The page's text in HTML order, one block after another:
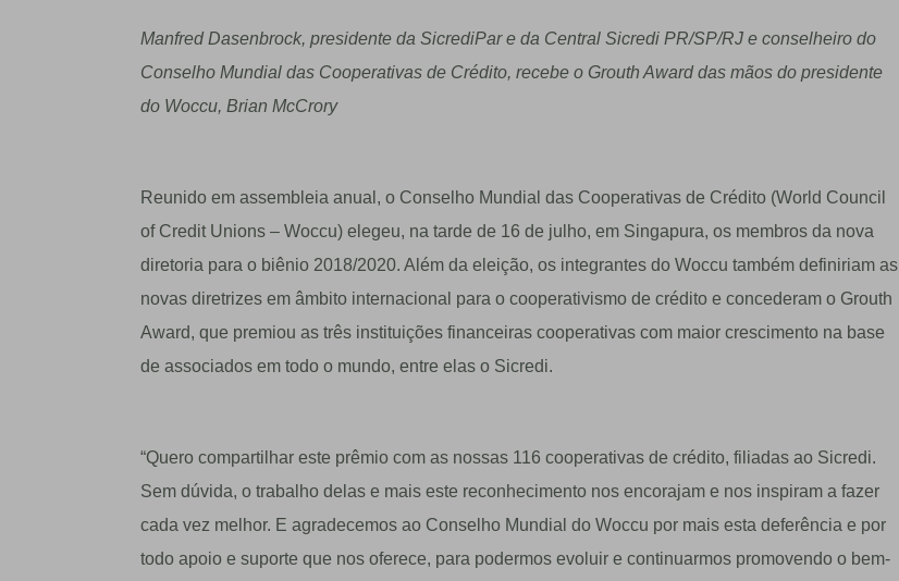
Manfred Dasenbrock, presidente da SicrediPar e da Central Sicredi PR/SP/RJ e conselheiro do
Conselho Mundial das Cooperativas de Crédito, recebe o Grouth Award das mãos do presidente
do Woccu, Brian McCrory
Reunido em assembleia anual, o Conselho Mundial das Cooperativas de Crédito (World Council
of Credit Unions – Woccu) elegeu, na tarde de 16 de julho, em Singapura, os membros da nova
diretoria para o biênio 2018/2020. Além da eleição, os integrantes do Woccu também definiriam as
novas diretrizes em âmbito internacional para o cooperativismo de crédito e concederam o Grouth
Award, que premiou as três instituições financeiras cooperativas com maior crescimento na base
de associados em todo o mundo, entre elas o Sicredi.
“Quero compartilhar este prêmio com as nossas 116 cooperativas de crédito, filiadas ao Sicredi.
Sem dúvida, o trabalho delas e mais este reconhecimento nos encorajam e nos inspiram a fazer
cada vez melhor. E agradecemos ao Conselho Mundial do Woccu por mais esta deferência e por
todo apoio e suporte que nos oferece, para podermos evoluir e continuarmos promovendo o bem-